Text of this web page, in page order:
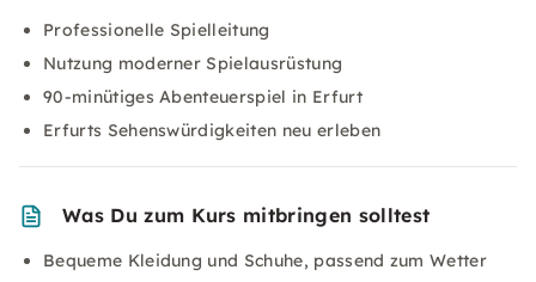
Professionelle Spielleitung
Nutzung moderner Spielausrüstung
90-minütiges Abenteuerspiel in Erfurt
Erfurts Sehenswürdigkeiten neu erleben
Was Du zum Kurs mitbringen solltest
Bequeme Kleidung und Schuhe, passend zum Wetter